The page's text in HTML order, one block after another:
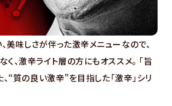
美味しさが伴った激辛メニューなので、
、激辛ライト層の方にもオススメ。 「旨
、“質の良い激辛”を目指した「激辛」シリ